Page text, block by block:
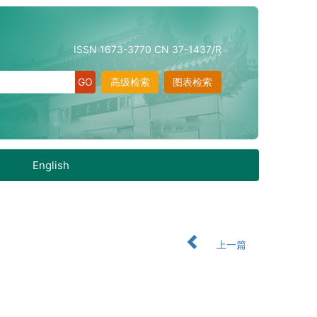
ISSN 1673-3770 CN 37-1437/R
图表检索
高级检索
English
上一篇